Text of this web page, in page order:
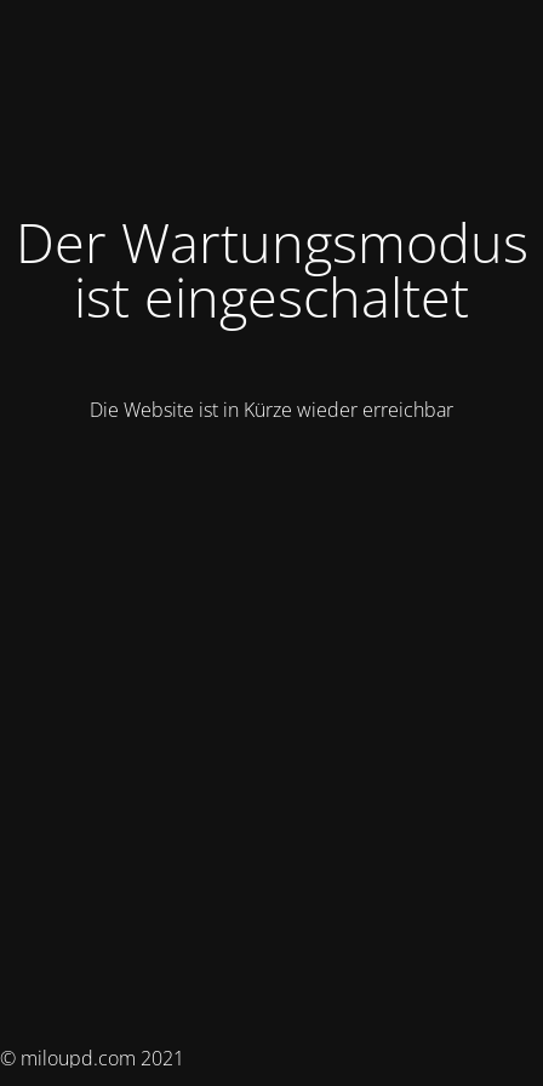
Der Wartungsmodus
ist eingeschaltet
Die Website ist in Kürze wieder erreichbar
© miloupd.com 2021